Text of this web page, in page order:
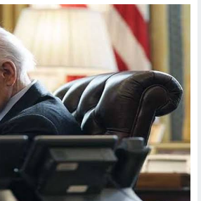
شئون خارجية